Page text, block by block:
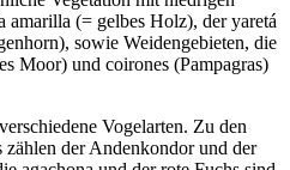
amarilla (= gelbes Holz), der yaretá
sowie Weidengebieten, die
Moor) und coirones (Pampagras)
Vogelarten. Zu den
zählen der Andenkondor und der